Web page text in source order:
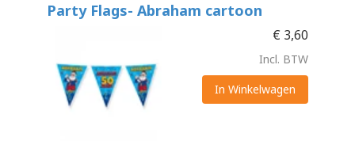
Party Flags- Abraham cartoon
€ 3,60
Incl. BTW
In Winkelwagen